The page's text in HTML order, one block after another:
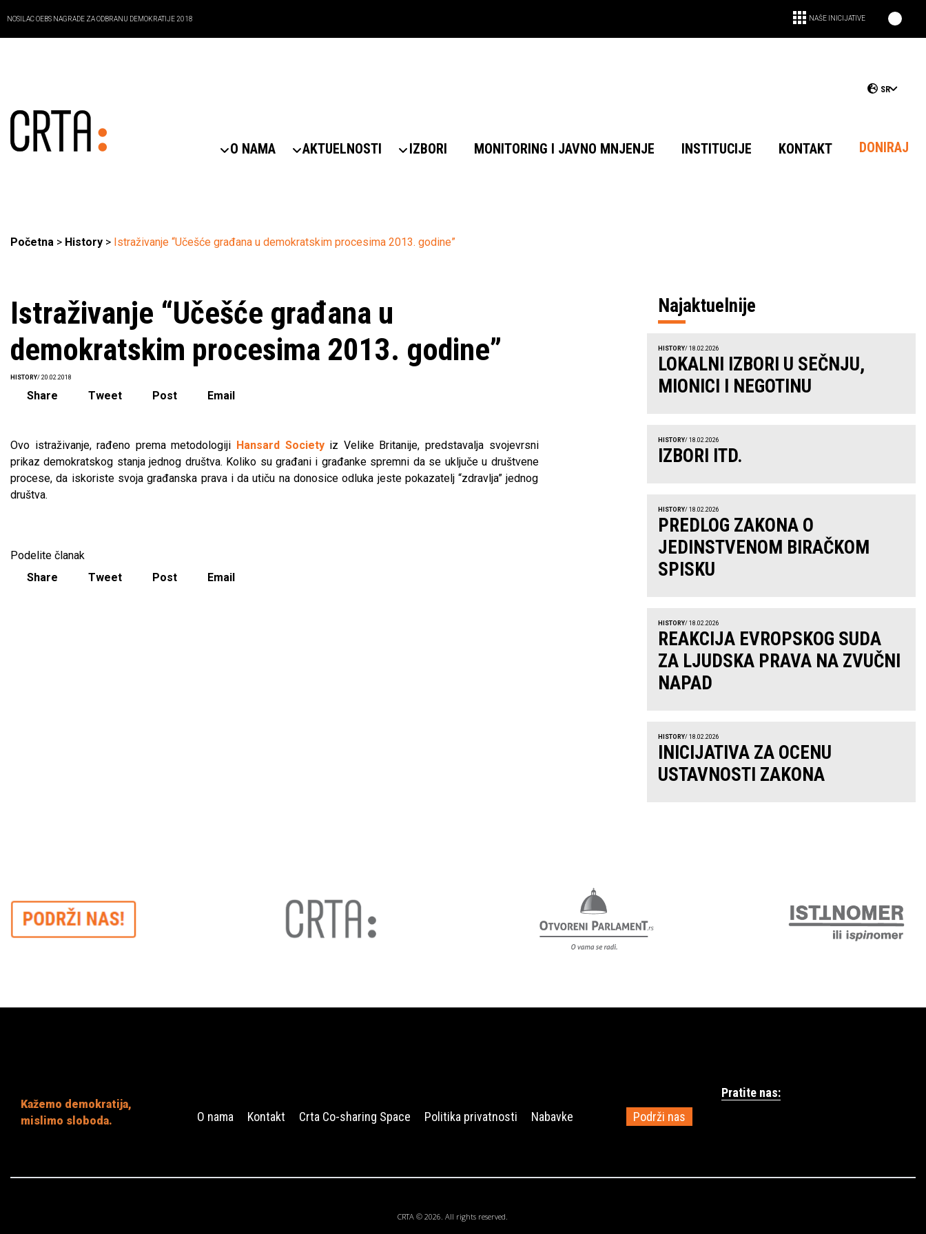
NOSILAC OEBS NAGRADE ZA ODBRANU DEMOKRATIJE 2018 NAŠE INICIJATIVE
SR
O NAMA AKTUELNOSTI IZBORI MONITORING I JAVNO MNJENJE INSTITUCIJE KONTAKT DONIRAJ
Početna > History > Istraživanje “Učešće građana u demokratskim procesima 2013. godine”
Istraživanje “Učešće građana u
demokratskim procesima 2013. godine”
HISTORY/ 20.02.2018
Share Tweet Post Email
Ovo istraživanje, rađeno prema metodologiji Hansard Societyiz Velike Britanije, predstavalja svojevrsni
prikaz demokratskog stanja jednog društva. Koliko su građani i građanke spremni da se uključe u društvene
procese, da iskoriste svoja građanska prava i da utiču na donosice odluka jeste pokazatelj “zdravlja” jednog
društva.
Podelite članak
Share
Tweet Post Email
Najaktuelnije
HISTORY/ 18.02.2026
LOKALNI IZBORI U SEČNJU,
MIONICI I NEGOTINU
HISTORY/ 18.02.2026
IZBORI ITD.
HISTORY/ 18.02.2026
PREDLOG ZAKONA O
JEDINSTVENOM BIRAČKOM
SPISKU
HISTORY/ 18.02.2026
REAKCIJA EVROPSKOG SUDA
ZA LJUDSKA PRAVA NA ZVUČNI
NAPAD
HISTORY/ 18.02.2026
INICIJATIVA ZA OCENU
USTAVNOSTI ZAKONA
Kažemo demokratija,
mislimo sloboda.
O nama Kontakt Crta Co-sharing Space Politika privatnosti Nabavke Podrži nas
Pratite nas:
CRTA © 2026. All rights reserved.